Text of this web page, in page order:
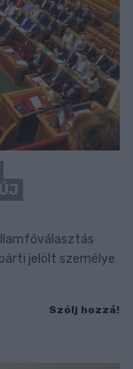
jelölt személye
Szólj hozzá!